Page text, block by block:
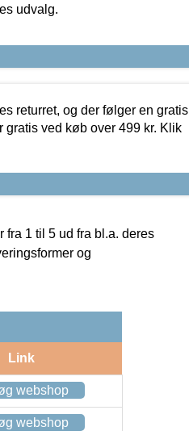
udvalg.
returret, og der følger en gratis
gratis ved køb over 499 kr. Klik
1 til 5 ud fra bl.a. deres
og
Link
webshop
webshop